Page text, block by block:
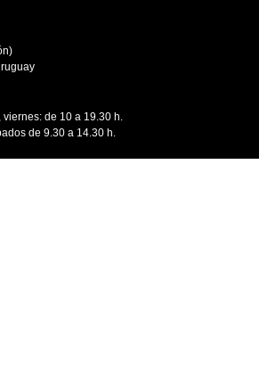
de 10 a 19.30 h.
de 9.30 a 14.30 h.